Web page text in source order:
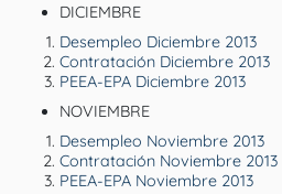
DICIEMBRE
Desempleo Diciembre 2013
Contratación Diciembre 2013
PEEA-EPA Diciembre 2013
NOVIEMBRE
Desempleo Noviembre 2013
Contratación Noviembre 2013
PEEA-EPA Noviembre 2013